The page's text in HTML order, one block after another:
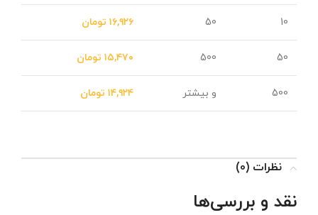
10
50 ۱۶,۹۲۶ تومان
50
500 ۱۵,۴۷۰ تومان
500 و بیشتر ۱۴,۹۲۴ تومان
نظرات (0)
نقد و بررسی‌ها